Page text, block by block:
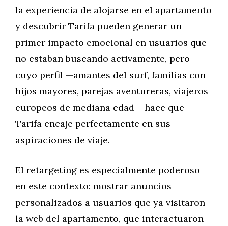
la experiencia de alojarse en el apartamento
y descubrir Tarifa pueden generar un
primer impacto emocional en usuarios que
no estaban buscando activamente, pero
cuyo perfil —amantes del surf, familias con
hijos mayores, parejas aventureras, viajeros
europeos de mediana edad— hace que
Tarifa encaje perfectamente en sus
aspiraciones de viaje.
El retargeting es especialmente poderoso
en este contexto: mostrar anuncios
personalizados a usuarios que ya visitaron
la web del apartamento, que interactuaron